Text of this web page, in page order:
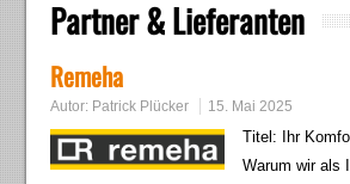
Partner & Lieferanten
Remeha
Autor: Patrick Plücker 15. Mai 2025
Titel: Ihr
Warum wir als